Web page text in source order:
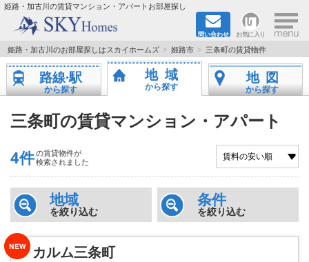
姫路・加古川の賃貸マンション・アパートお部屋探し
問い合わせ お気に入り ×
TOPページ
都市ガス·オール電化
☆新築物件☆
☆敷金＆礼金0円物件☆
☆ペット飼育可能物件☆
☆ネット無料☆
路線·駅から探す
姫路・加古川のお部屋探しはスカイホームズ 姫路市 三条町の賃貸物件
路線·駅
から探す
地域
から探す
地図
から探す
三条町の賃貸マンション・アパート
4件の賃貸物件が
検索されました
地域
を絞り込む
条件
を絞り込む
カルム三条町